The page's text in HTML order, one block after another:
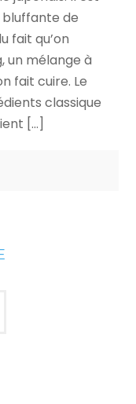
de
fait qu’on
un mélange à
fait cuire. Le
classique
[…]